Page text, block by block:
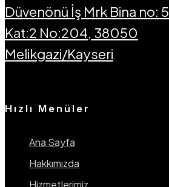
Düvenönü İş Mrk Bina no: 5
Kat:2 No:204, 38050
Melikgazi/Kayseri
Hızlı Menüler
Ana Sayfa
Hakkımızda